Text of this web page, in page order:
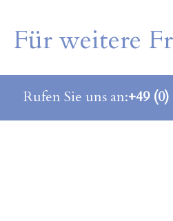
Für weitere
Rufen Sie uns an:+49